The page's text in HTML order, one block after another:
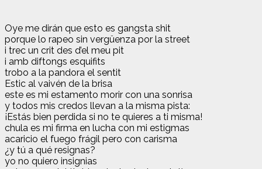
Oye me dirán que esto es gangsta shit
porque lo rapeo sin vergüenza por la street
i trec un crit des d’el meu pit
i amb diftongs esquifits
trobo a la pandora el sentit
Estic al vaivén de la brisa
este es mi estamento morir con una sonrisa
y todos mis credos llevan a la misma pista:
¡Estás bien perdida si no te quieres a ti misma!
chula es mi firma en lucha con mi estigmas
acaricio el fuego frágil pero con carisma
¿y tú a qué resignas?
yo no quiero insignias